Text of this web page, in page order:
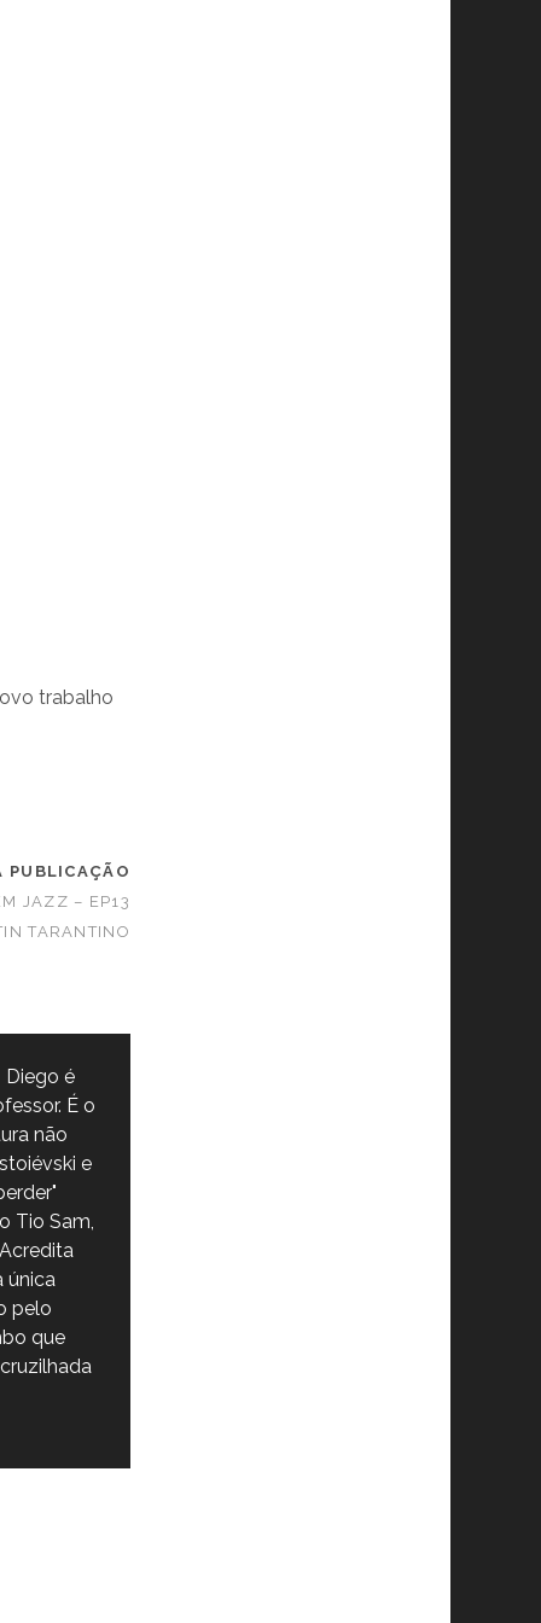
trabalho
PUBLICAÇÃO
JAZZ – EP13
TARANTINO
Diego é
É o
não
e
Tio Sam,
única
pelo
que